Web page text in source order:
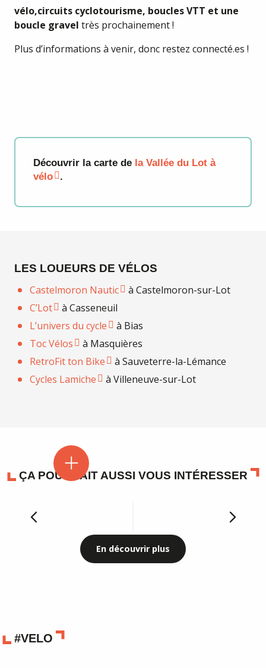
vélo,circuits cyclotourisme, boucles VTT et une
boucle gravel très prochainement !
Plus d’informations à venir, donc restez connecté.es !
Découvrir la carte de la Vallée du Lot à
vélo
.
LES LOUEURS DE VÉLOS
Castelmoron Nautic
à Castelmoron-sur-Lot
C’Lot
à Casseneuil
L’univers du cycle
à Bias
Toc Vélos
à Masquières
RetroFit ton Bike
à Sauveterre-la-Lémance
Cycles Lamiche
à Villeneuve-sur-Lot
ÇA POURRAIT AUSSI VOUS INTÉRESSER
Les circuits de randonnée
En découvrir plus
#VELO